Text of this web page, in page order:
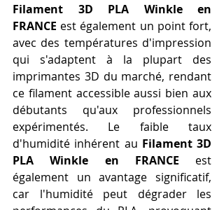
Filament 3D PLA Winkle en
FRANCE est également un point fort,
avec des températures d'impression
qui s'adaptent à la plupart des
imprimantes 3D du marché, rendant
ce filament accessible aussi bien aux
débutants qu'aux professionnels
expérimentés. Le faible taux
d'humidité inhérent au Filament 3D
PLA Winkle en FRANCE est
également un avantage significatif,
car l'humidité peut dégrader les